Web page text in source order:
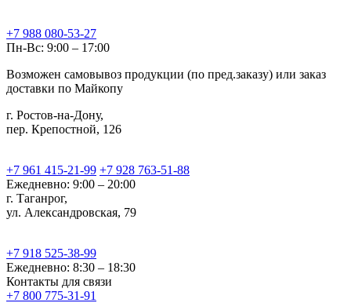
+7 988 080-53-27
Пн-Вс: 9:00 – 17:00
Возможен самовывоз продукции (по пред.заказу) или заказ
доставки по Майкопу
г. Ростов-на-Дону,
пер. Крепостной, 126
+7 961 415-21-99 +7 928 763-51-88
Ежедневно: 9:00 – 20:00
г. Таганрог,
ул. Александровская, 79
+7 918 525-38-99
Ежедневно: 8:30 – 18:30
Контакты для связи
+7 800 775-31-91